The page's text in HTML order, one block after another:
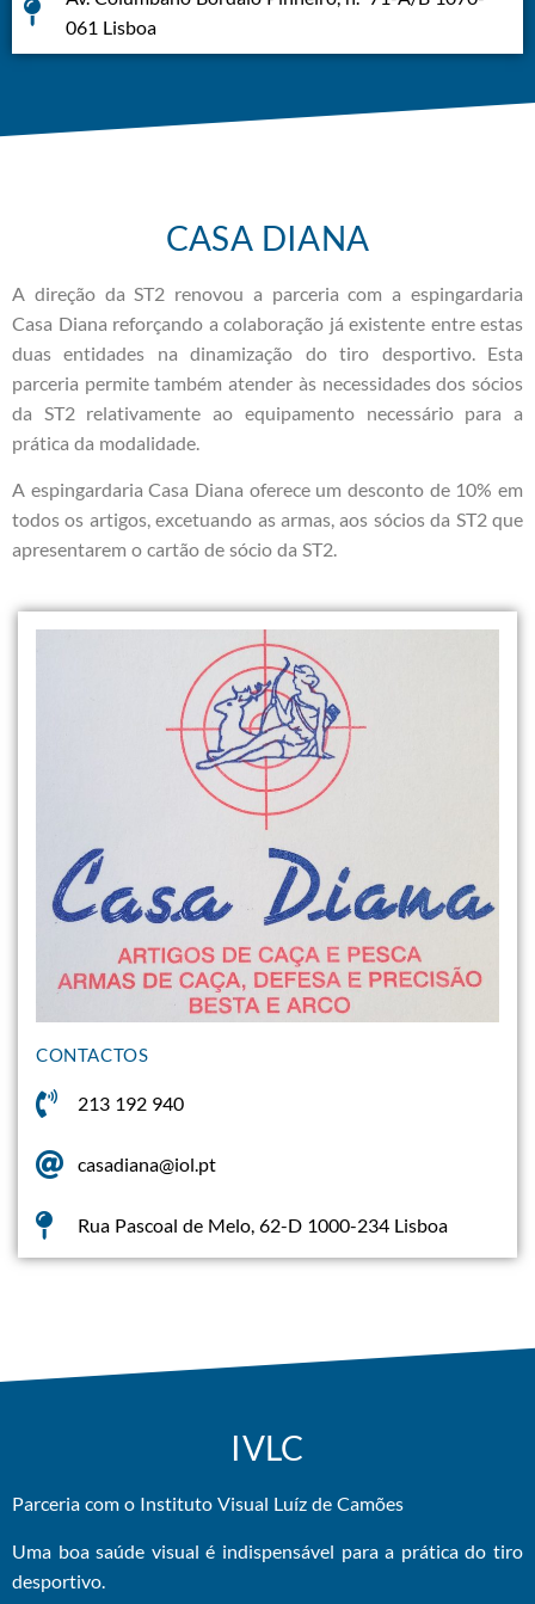
061 Lisboa
CASA DIANA
A direção da ST2 renovou a parceria com a espingardaria
Casa Diana reforçando a colaboração já existente entre estas
duas entidades na dinamização do tiro desportivo. Esta
parceria permite também atender às necessidades dos sócios
da ST2 relativamente ao equipamento necessário para a
prática da modalidade.
A espingardaria Casa Diana oferece um desconto de 10% em
todos os artigos,excetuando as armas, aos sócios da ST2 que
apresentarem o cartão de sócio da ST2.
CONTACTOS
213 192 940
casadiana@iol.pt
Rua Pascoal de Melo, 62-D 1000-234 Lisboa
IVLC
Parceria com o Instituto Visual Luíz de Camões
Uma boa saúde visual é indispensável para a prática do tiro
desportivo.